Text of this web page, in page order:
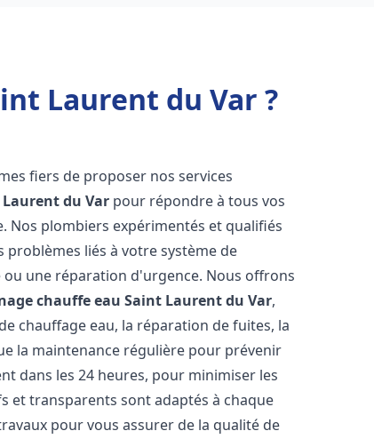
Laurent du Var ?
fiers de proposer nos services
du Var pour répondre à tous vos
Nos plombiers expérimentés et qualifiés
liés à votre système de
une réparation d'urgence. Nous offrons
chauffe eau Saint Laurent du Var,
chauffage eau, la réparation de fuites, la
la maintenance régulière pour prévenir
dans les 24 heures, pour minimiser les
et transparents sont adaptés à chaque
pour vous assurer de la qualité de